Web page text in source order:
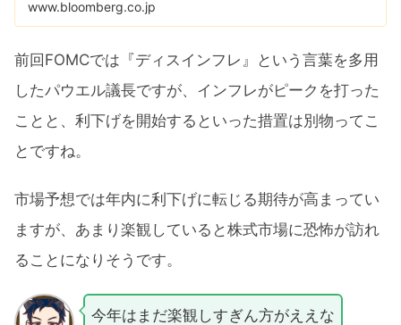
www.bloomberg.co.jp
前回FOMCでは『ディスインフレ』という言葉を多用
したパウエル議長ですが、インフレがピークを打った
ことと、利下げを開始するといった措置は別物ってこ
とですね。
市場予想では年内に利下げに転じる期待が高まってい
ますが、あまり楽観していると株式市場に恐怖が訪れ
ることになりそうです。
今年はまだ楽観しすぎん方がええな